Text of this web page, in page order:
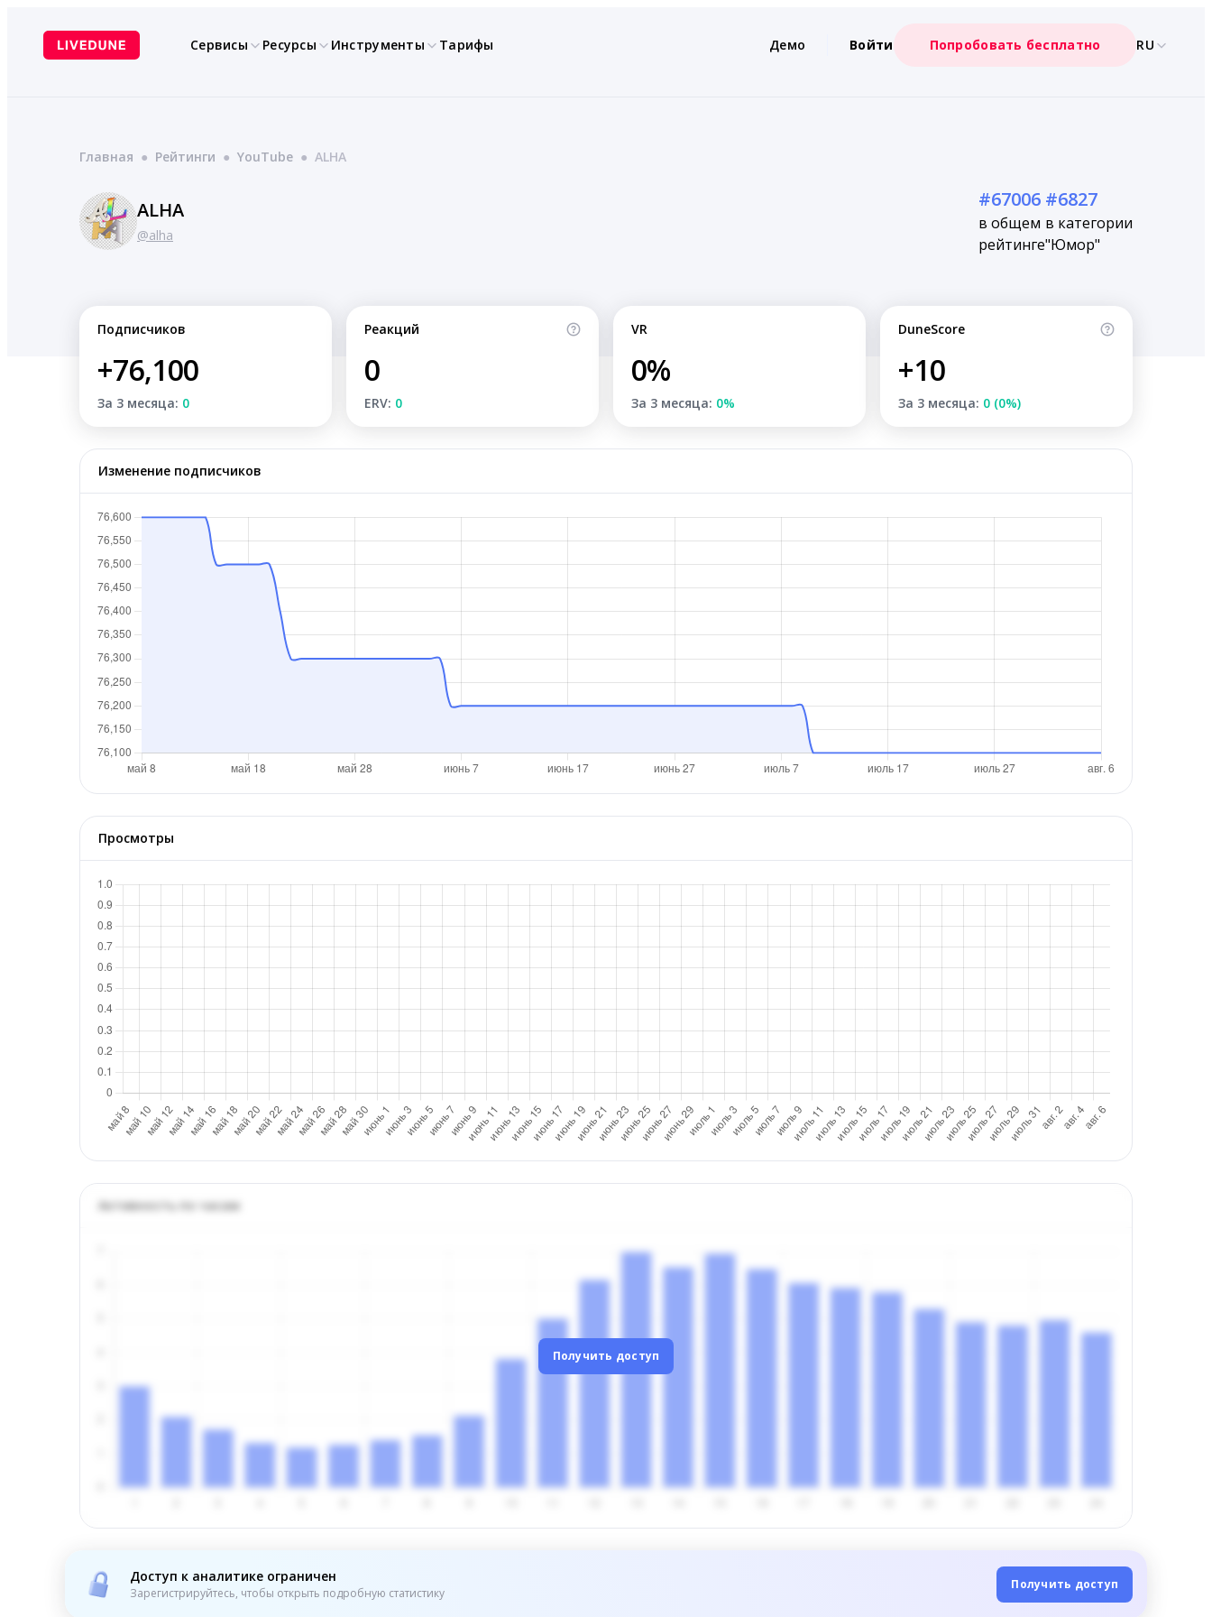
содержимому
Сервисы Ресурсы Инструменты Тарифы Демо Войти Попробовать бесплатно RU
Главная ● Рейтинги ● YouTube ● ALHA
ALHA
@alha
#67006
в общем
рейтинге
#6827
в категории
"Юмор"
Подписчиков
+76,100
За 3 месяца: 0
Реакций
0
ERV: 0
VR
0%
За 3 месяца: 0%
DuneScore
+10
За 3 месяца: 0 (0%)
Изменение подписчиков
Просмотры
Активность по часам
Получить доступ
Доступ к аналитике ограничен
Зарегистрируйтесь, чтобы открыть подробную статистику
Получить доступ